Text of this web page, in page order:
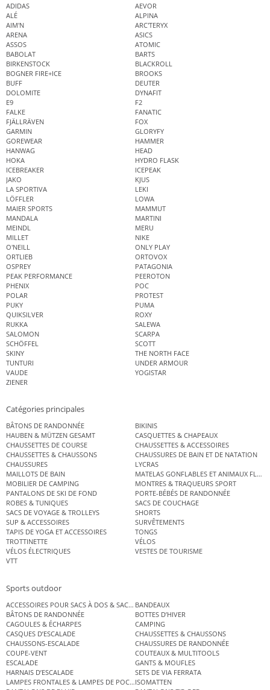
ADIDAS
AEVOR
ALÉ
ALPINA
AIM'N
ARC'TERYX
ARENA
ASICS
ASSOS
ATOMIC
BABOLAT
BARTS
BIRKENSTOCK
BLACKROLL
BOGNER FIRE+ICE
BROOKS
BUFF
DEUTER
DOLOMITE
DYNAFIT
E9
F2
FALKE
FANATIC
FJÄLLRÄVEN
FOX
GARMIN
GLORYFY
GOREWEAR
HAMMER
HANWAG
HEAD
HOKA
HYDRO FLASK
ICEBREAKER
ICEPEAK
JAKO
KJUS
LA SPORTIVA
LEKI
LÖFFLER
LOWA
MAIER SPORTS
MAMMUT
MANDALA
MARTINI
MEINDL
MERU
MILLET
NIKE
O'NEILL
ONLY PLAY
ORTLIEB
ORTOVOX
OSPREY
PATAGONIA
PEAK PERFORMANCE
PEEROTON
PHENIX
POC
POLAR
PROTEST
PUKY
PUMA
QUIKSILVER
ROXY
RUKKA
SALEWA
SALOMON
SCARPA
SCHÖFFEL
SCOTT
SKINY
THE NORTH FACE
TUNTURI
UNDER ARMOUR
VAUDE
YOGISTAR
ZIENER
Catégories principales
BÂTONS DE RANDONNÉE
BIKINIS
HAUBEN & MÜTZEN GESAMT
CASQUETTES & CHAPEAUX
CHAUSSETTES DE COURSE
CHAUSSETTES & ACCESSOIRES
CHAUSSETTES & CHAUSSONS
CHAUSSURES DE BAIN ET DE NATATION
CHAUSSURES
LYCRAS
MAILLOTS DE BAIN
MATELAS GONFLABLES ET ANIMAUX
MOBILIER DE CAMPING
MONTRES & TRAQUEURS SPORT
PANTALONS DE SKI DE FOND
PORTE-BÉBÉS DE RANDONNÉE
ROBES & TUNIQUES
SACS DE COUCHAGE
SACS DE VOYAGE & TROLLEYS
SHORTS
SUP & ACCESSOIRES
SURVÊTEMENTS
TAPIS DE YOGA ET ACCESSOIRES
TONGS
TROTTINETTE
VÉLOS
VÉLOS ÉLECTRIQUES
VESTES DE TOURISME
VTT
Sports outdoor
ACCESSOIRES POUR SACS À DOS & SACS ÉTANCHES
BANDEAUX
BÂTONS DE RANDONNÉE
BOTTES D’HIVER
CAGOULES & ÉCHARPES
CAMPING
CASQUES D’ESCALADE
CHAUSSETTES & CHAUSSONS
CHAUSSONS-ESCALADE
CHAUSSURES DE RANDONNÉE
COUPE-VENT
COUTEAUX & MULTITOOLS
ESCALADE
GANTS & MOUFLES
HARNAIS D’ESCALADE
SETS DE VIA FERRATA
LAMPES FRONTALES & LAMPES DE POCHEISOMATTEN